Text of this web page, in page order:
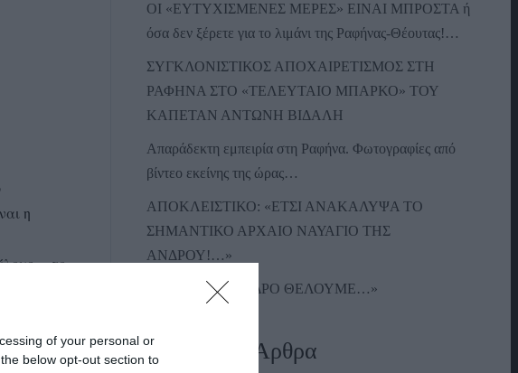
of your personal or
below opt-out section to
η
…το
λιμάνι
Και
ΟΙ «ΕΥΤΥΧΙΣΜΕΝΕΣ ΜΕΡΕΣ» ΕΙΝΑΙ ΜΠΡΟΣΤΑ ή
όσα δεν ξέρετε για το λιμάνι της Ραφήνας-Θέουτας!…
ΣΥΓΚΛΟΝΙΣΤΙΚΟΣ ΑΠΟΧΑΙΡΕΤΙΣΜΟΣ ΣΤΗ
ΡΑΦΗΝΑ ΣΤΟ «ΤΕΛΕΥΤΑΙΟ ΜΠΑΡΚΟ» ΤΟΥ
ΚΑΠΕΤΑΝ ΑΝΤΩΝΗ ΒΙΔΑΛΗ
Απαράδεκτη εμπειρία στη Ραφήνα. Φωτογραφίες από
βίντεο εκείνης της ώρας…
ΑΠΟΚΛΕΙΣΤΙΚΟ: «ΕΤΣΙ ΑΝΑΚΑΛΥΨΑ ΤΟ
ΣΗΜΑΝΤΙΚΟ ΑΡΧΑΙΟ ΝΑΥΑΓΙΟ ΤΗΣ
ΑΝΔΡΟΥ!…»
«ΑΥΤΗ ΤΗΝ ΑΝΔΡΟ ΘΕΛΟΥΜΕ…»
Πρόσφατα Άρθρα